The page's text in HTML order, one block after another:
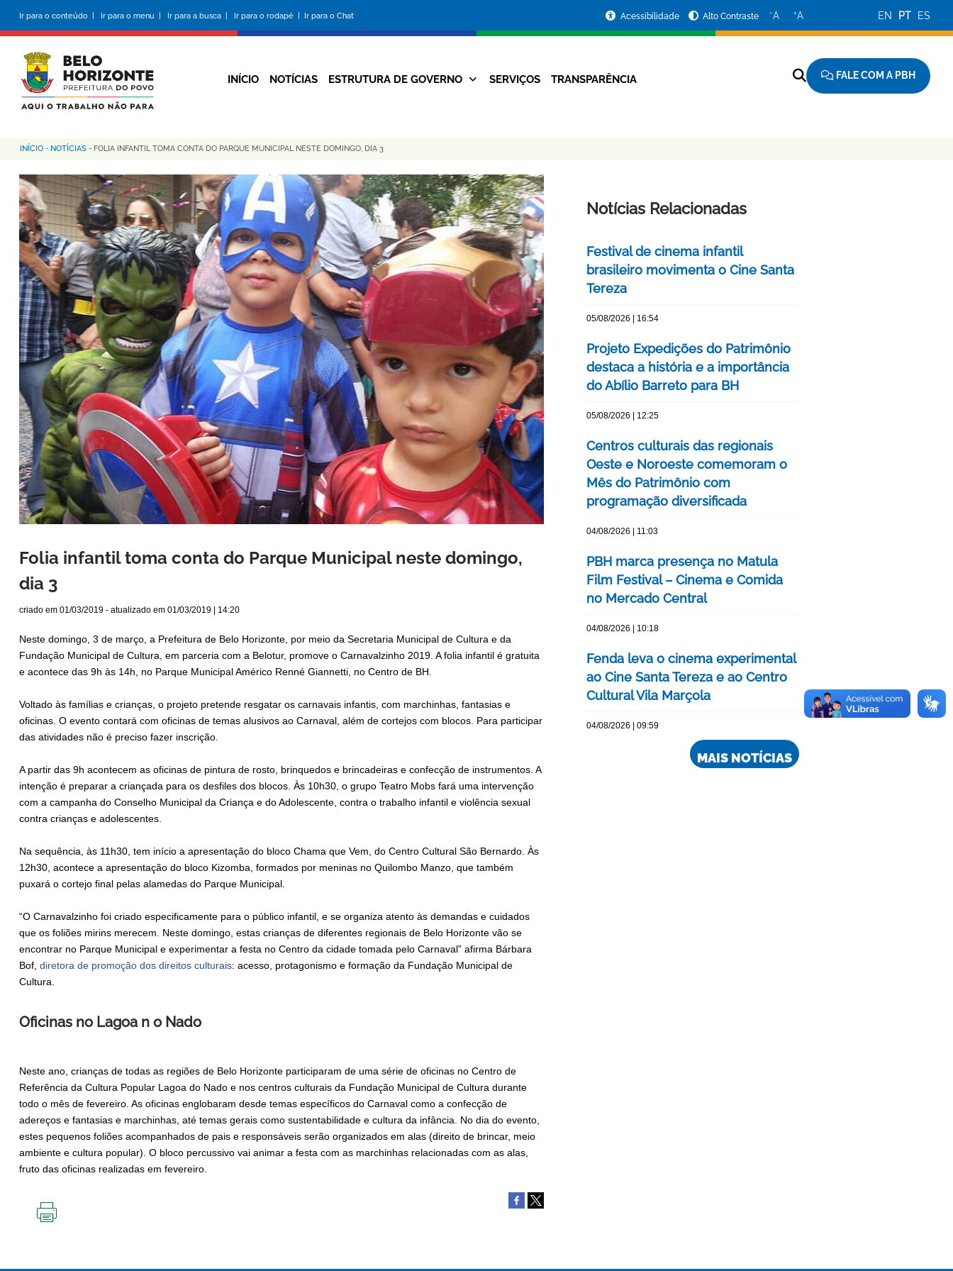
conteúdo
principal
Ir para o conteúdo | Ir para o menu | Ir para a busca | Ir para o rodapé | Ir para o Chat
da
Prefeitura
Acessibilidade Alto Contraste −A +A EN PT ES
Navegação
INÍCIO NOTÍCIAS ESTRUTURA DE GOVERNO SERVIÇOS TRANSPARÊNCIA FALE COM A PBH
Trilha
de
navegação
INÍCIO - NOTÍCIAS - FOLIA INFANTIL TOMA CONTA DO PARQUE MUNICIPAL NESTE DOMINGO, DIA 3
Folia infantil toma conta do Parque Municipal neste domingo,
dia 3
criado em 01/03/2019 - atualizado em 01/03/2019 | 14:20
Neste domingo, 3 de março, a Prefeitura de Belo Horizonte, por meio da Secretaria Municipal de Cultura e da
Fundação Municipal de Cultura, em parceria com a Belotur, promove o Carnavalzinho 2019. A folia infantil é gratuita
e acontece das 9h às 14h, no Parque Municipal Américo Renné Giannetti, no Centro de BH.
Voltado às famílias e crianças, o projeto pretende resgatar os carnavais infantis, com marchinhas, fantasias e
oficinas. O evento contará com oficinas de temas alusivos ao Carnaval, além de cortejos com blocos. Para participar
das atividades não é preciso fazer inscrição.
A partir das 9h acontecem as oficinas de pintura de rosto, brinquedos e brincadeiras e confecção de instrumentos. A
intenção é preparar a criançada para os desfiles dos blocos. Às 10h30, o grupo Teatro Mobs fará uma intervenção
com a campanha do Conselho Municipal da Criança e do Adolescente, contra o trabalho infantil e violência sexual
contra crianças e adolescentes.
Na sequência, às 11h30, tem início a apresentação do bloco Chama que Vem, do Centro Cultural São Bernardo. Às
12h30, acontece a apresentação do bloco Kizomba, formados por meninas no Quilombo Manzo, que também
puxará o cortejo final pelas alamedas do Parque Municipal.
“O Carnavalzinho foi criado especificamente para o público infantil, e se organiza atento às demandas e cuidados
que os foliões mirins merecem. Neste domingo, estas crianças de diferentes regionais de Belo Horizonte vão se
encontrar no Parque Municipal e experimentar a festa no Centro da cidade tomada pelo Carnaval” afirma Bárbara
Bof, diretora de promoção dos direitos culturais: acesso, protagonismo e formação da Fundação Municipal de
Cultura.
Oficinas no Lagoa n o Nado
Neste ano, crianças de todas as regiões de Belo Horizonte participaram de uma série de oficinas no Centro de
Referência da Cultura Popular Lagoa do Nado e nos centros culturais da Fundação Municipal de Cultura durante
todo o mês de fevereiro. As oficinas englobaram desde temas específicos do Carnaval como a confecção de
adereços e fantasias e marchinhas, até temas gerais como sustentabilidade e cultura da infância. No dia do evento,
estes pequenos foliões acompanhados de pais e responsáveis serão organizados em alas (direito de brincar, meio
ambiente e cultura popular). O bloco percussivo vai animar a festa com as marchinhas relacionadas com as alas,
fruto das oficinas realizadas em fevereiro.
Notícias Relacionadas
Festival de cinema infantil
brasileiro movimenta o Cine Santa
Tereza
05/08/2026 | 16:54
Projeto Expedições do Patrimônio
destaca a história e a importância
do Abílio Barreto para BH
05/08/2026 | 12:25
Centros culturais das regionais
Oeste e Noroeste comemoram o
Mês do Patrimônio com
programação diversificada
04/08/2026 | 11:03
PBH marca presença no Matula
Film Festival – Cinema e Comida
no Mercado Central
04/08/2026 | 10:18
Fenda leva o cinema experimental
ao Cine Santa Tereza e ao Centro
Cultural Vila Marçola
04/08/2026 | 09:59
MAIS NOTÍCIAS